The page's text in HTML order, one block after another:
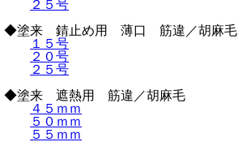
２５号
◆塗来 錆止め用 薄口 筋違／胡麻毛
１５号
２０号
２５号
◆塗来 遮熱用 筋違／胡麻毛
４５ｍｍ
５０ｍｍ
５５ｍｍ